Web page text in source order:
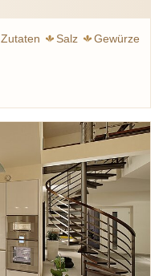
Zutaten Salz Gewürze